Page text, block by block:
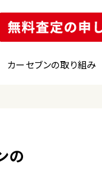
カーセブンの取り組み
の